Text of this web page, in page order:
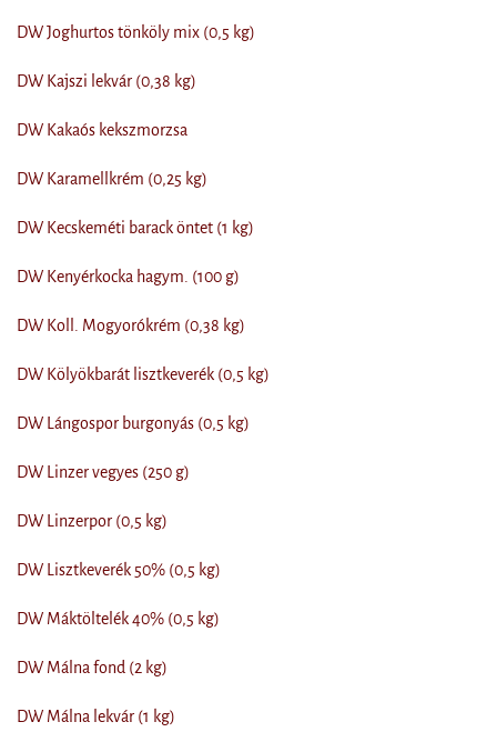
DW Joghurtos tönköly mix (0,5 kg)
DW Kajszi lekvár (0,38 kg)
DW Kakaós kekszmorzsa
DW Karamellkrém (0,25 kg)
DW Kecskeméti barack öntet (1 kg)
DW Kenyérkocka hagym. (100 g)
DW Koll. Mogyorókrém (0,38 kg)
DW Kölyökbarát lisztkeverék (0,5 kg)
DW Lángospor burgonyás (0,5 kg)
DW Linzer vegyes (250 g)
DW Linzerpor (0,5 kg)
DW Lisztkeverék 50% (0,5 kg)
DW Máktöltelék 40% (0,5 kg)
DW Málna fond (2 kg)
DW Málna lekvár (1 kg)